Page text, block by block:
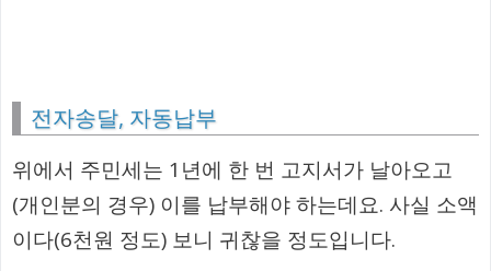
전자송달, 자동납부
위에서 주민세는 1년에 한 번 고지서가 날아오고
(개인분의 경우) 이를 납부해야 하는데요. 사실 소액
이다(6천원 정도) 보니 귀찮을 정도입니다.